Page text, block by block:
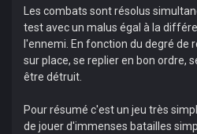
Les combats sont résolus
test avec un malus égal à la
l'ennemi. En fonction du degré de
sur place, se replier en bon ordre,
être détruit.
Pour résumé c'est un jeu très
de jouer d'immenses batailles